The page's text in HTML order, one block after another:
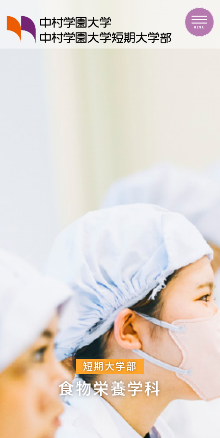
中村学園大学・中村学園大学短期大学部
MENU
短期大学部
食物栄養学科